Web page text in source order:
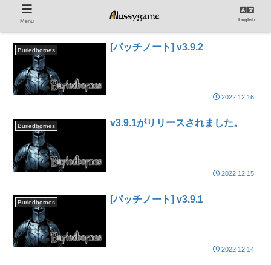
Buriedbornes [パッチノート] v3.9.2
2022.12.16
Buriedbornes v3.9.1がリリースされました。
2022.12.15
Buriedbornes [パッチノート] v3.9.1
2022.12.14
Menu English